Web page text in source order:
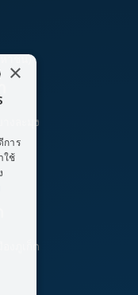
าชน)
งละมุง
งภูเก็ต
×
การ
ใช้